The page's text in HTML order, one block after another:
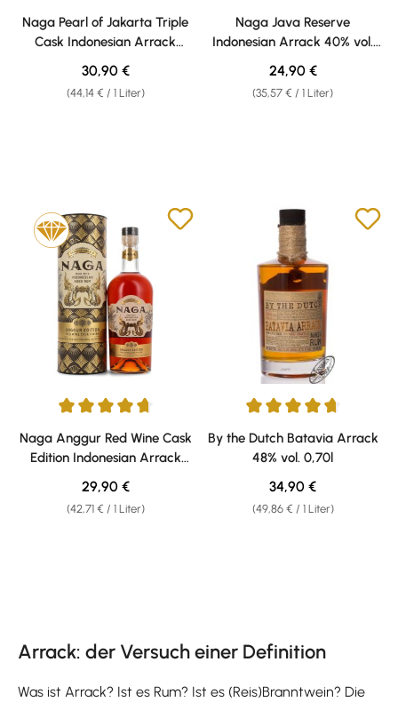
Durchschnittliche Bewertung von 4.71 von 5 Sternen
Naga Pearl of Jakarta Triple
Cask Indonesian Arrack
42,7% vol. 0,70l
(44,14 € / 1 Liter)
Regulärer Preis:
30,90 €
Durchschnittliche Bewertung
Naga Java Reserve
Indonesian Arrack 40% vol.
0,70l
(35,57 € / 1 Liter)
Regulärer Preis:
24,90 €
Durchschnittliche Bewertung von 4.83 von 5 Sternen
Naga Anggur Red Wine Cask
Edition Indonesian Arrack
40% vol. 0,70l
(42,71 € / 1 Liter)
Regulärer Preis:
29,90 €
Durchschnittliche Bewertung
By the Dutch Batavia Arrack
48% vol. 0,70l
(49,86 € / 1 Liter)
Regulärer Preis:
34,90 €
Arrack: der Versuch einer Definition
Was ist Arrack? Ist es Rum? Ist es (Reis)Branntwein? Die